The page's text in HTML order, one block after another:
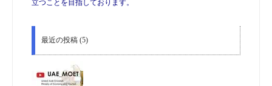
立つことを目指しております。
最近の投稿 (5)